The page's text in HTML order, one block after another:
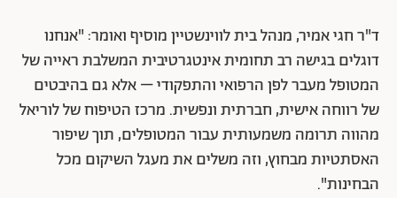
ד"ר חגי אמיר, מנהל בית לווינשטיין מוסיף ואומר: "אנחנו
דוגלים בגישה רב תחומית אינטגרטיבית המשלבת ראייה של
המטופל מעבר לפן הרפואי והתפקודי – אלא גם בהיבטים
של רווחה אישית, חברתית ונפשית. מרכז הטיפוח של לוריאל
מהווה תרומה משמעותית עבור המטופלים, תוך שיפור
האסתטיות מבחוץ, וזה משלים את מעגל השיקום מכל
הבחינות".